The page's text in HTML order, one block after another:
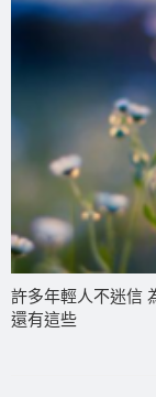
許多年輕人不迷信
還有這些